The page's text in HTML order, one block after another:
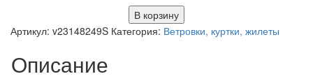
В корзину
Артикул: v23148249S Категория: Ветровки, куртки, жилеты
Описание